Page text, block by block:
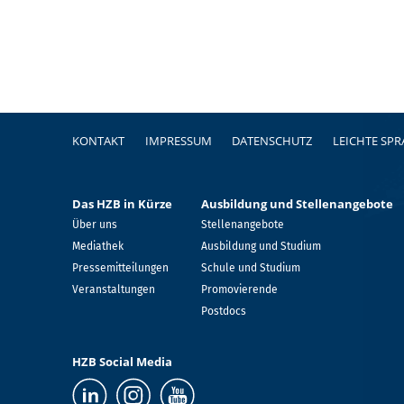
Fußzeile
KONTAKT IMPRESSUM DATENSCHUTZ LEICHTE
Das HZB in Kürze
Über uns
Mediathek
Pressemitteilungen
Veranstaltungen
Ausbildung und Stellenangebote
Stellenangebote
Ausbildung und Studium
Schule und Studium
Promovierende
Postdocs
HZB Social Media